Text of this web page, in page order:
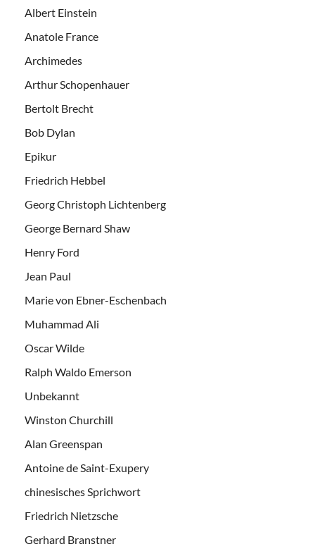
Albert Einstein
Anatole France
Archimedes
Arthur Schopenhauer
Bertolt Brecht
Bob Dylan
Epikur
Friedrich Hebbel
Georg Christoph Lichtenberg
George Bernard Shaw
Henry Ford
Jean Paul
Marie von Ebner-Eschenbach
Muhammad Ali
Oscar Wilde
Ralph Waldo Emerson
Unbekannt
Winston Churchill
Alan Greenspan
Antoine de Saint-Exupery
chinesisches Sprichwort
Friedrich Nietzsche
Gerhard Branstner